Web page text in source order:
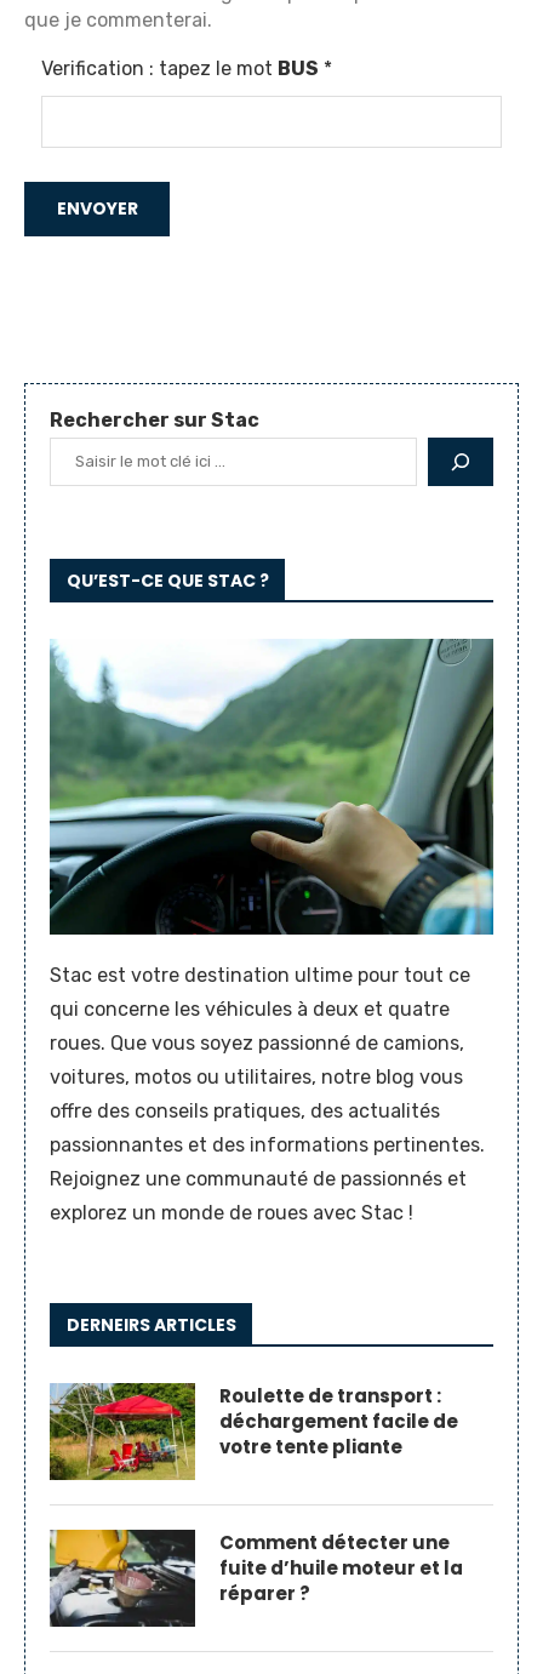
que je commenterai.
Verification : tapez le mot BUS *
Rechercher sur Stac
QU’EST-CE QUE STAC ?
Stac est votre destination ultime pour tout ce
qui concerne les véhicules à deux et quatre
roues. Que vous soyez passionné de camions,
voitures, motos ou utilitaires, notre blog vous
offre des conseils pratiques, des actualités
passionnantes et des informations pertinentes.
Rejoignez une communauté de passionnés et
explorez un monde de roues avec Stac !
DERNEIRS ARTICLES
Roulette de transport :
déchargement facile de
votre tente pliante
Comment détecter une
fuite d’huile moteur et la
réparer ?